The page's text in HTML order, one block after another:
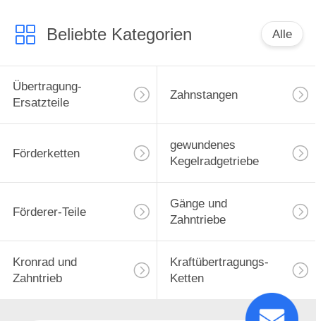
Beliebte Kategorien Alle
Übertragung-
Ersatzteile
Zahnstangen
Förderketten
gewundenes
Kegelradgetriebe
Förderer-Teile
Gänge und
Zahntriebe
Kronrad und
Zahntrieb
Kraftübertragungs-
Ketten